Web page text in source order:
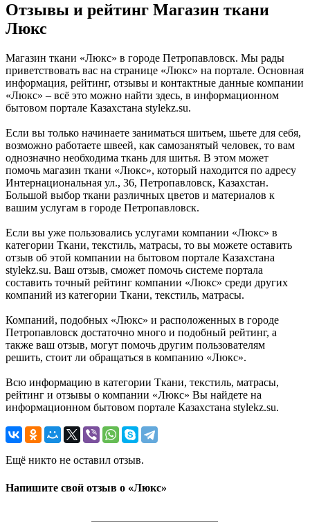
Отзывы и рейтинг Магазин ткани
Люкс
Магазин ткани «Люкс» в городе Петропавловск. Мы рады
приветствовать вас на странице «Люкс» на портале. Основная
информация, рейтинг, отзывы и контактные данные компании
«Люкс» – всё это можно найти здесь, в информационном
бытовом портале Казахстана stylekz.su.
Если вы только начинаете заниматься шитьем, шьете для себя,
возможно работаете швеей, как самозанятый человек, то вам
однозначно необходима ткань для шитья. В этом может
помочь магазин ткани «Люкс», который находится по адресу
Интернациональная ул., 36, Петропавловск, Казахстан.
Большой выбор ткани различных цветов и материалов к
вашим услугам в городе Петропавловск.
Если вы уже пользовались услугами компании «Люкс» в
категории Ткани, текстиль, матрасы, то вы можете оставить
отзыв об этой компании на бытовом портале Казахстана
stylekz.su. Ваш отзыв, сможет помочь системе портала
составить точный рейтинг компании «Люкс» среди других
компаний из категории Ткани, текстиль, матрасы.
Компаний, подобных «Люкс» и расположенных в городе
Петропавловск достаточно много и подобный рейтинг, а
также ваш отзыв, могут помочь другим пользователям
решить, стоит ли обращаться в компанию «Люкс».
Всю информацию в категории Ткани, текстиль, матрасы,
рейтинг и отзывы о компании «Люкс» Вы найдете на
информационном бытовом портале Казахстана stylekz.su.
Ещё никто не оставил отзыв.
Напишите свой отзыв о «Люкс»